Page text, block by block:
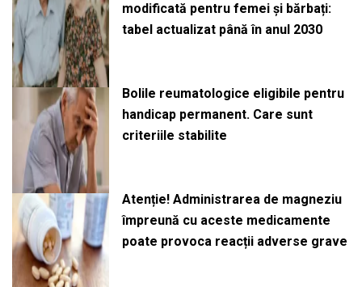
modificată pentru femei și bărbați:
tabel actualizat până în anul 2030
Bolile reumatologice eligibile pentru
handicap permanent. Care sunt
criteriile stabilite
Atenție! Administrarea de magneziu
împreună cu aceste medicamente
poate provoca reacții adverse grave